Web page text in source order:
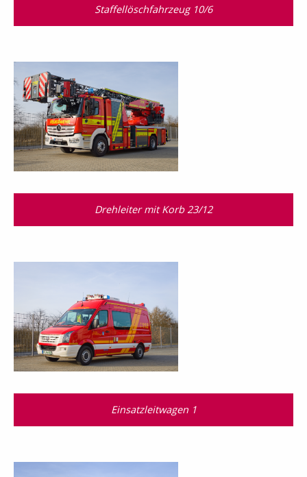
Staffellöschfahrzeug 10/6
Drehleiter mit Korb 23/12
Einsatzleitwagen 1